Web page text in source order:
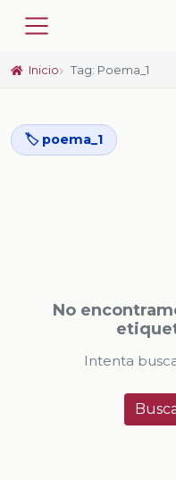
Inicio Tag: Poema_1
🏷️ poema_1
No
Intenta